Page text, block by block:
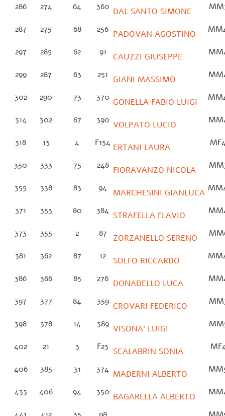
286 274 64 360 DAL SANTO SIMONE
287 275 68 256 PADOVAN AGOSTINO
297 285 62 91 CAUZZI GIUSEPPE
299 287 63 251 GIANI MASSIMO
302 290 73 370 GONELLA FABIO LUIGI
314 302 67 390 VOLPATO LUCIO
318 13 4 F154 ERTANI LAURA
350 333 75 248 FIORAVANZO NICOLA
355 338 83 94 MARCHESINI GIANLUCA
371 353 80 384 STRAFELLA FLAVIO
373 355 2 87 ZORZANELLO SERENO
381 362 87 12 SOLFO RICCARDO
386 366 85 276 DONADELLO LUCA
397 377 84 359 CROVARI FEDERICO
398 378 14 389 VISONA’ LUIGI
402 21 3 F23 SCALABRIN SONIA
406 385 31 374 MADERNI ALBERTO
433 406 94 350 BAGARELLA ALBERTO